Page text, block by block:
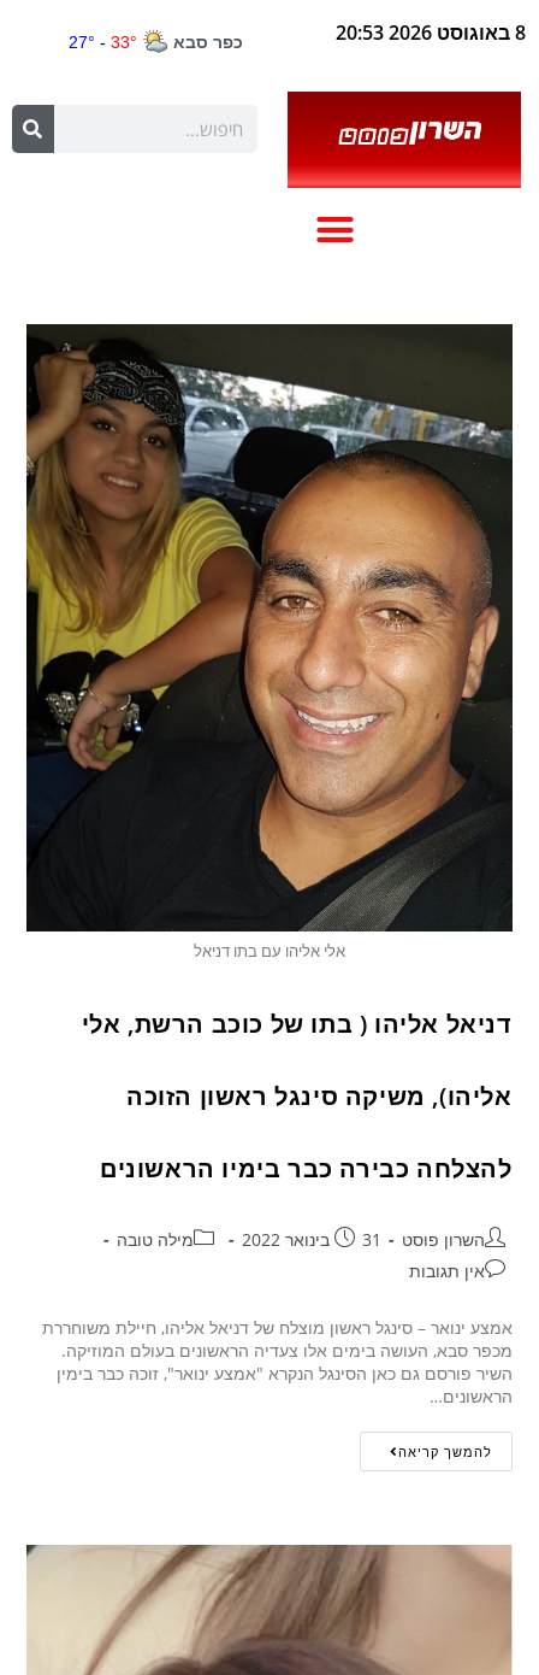
8 באוגוסט 2026 20:53
אלי אליהו עם בתו דניאל
דניאל אליהו ( בתו של כוכב הרשת, אלי
אליהו), משיקה סינגל ראשון הזוכה
להצלחה כבירה כבר בימיו הראשונים
השרון פוסט 31 בינואר 2022
מילה טובה
אין תגובות
אמצע ינואר – סינגל ראשון מוצלח של דניאל אליהו, חיילת משוחררת
מכפר סבא, העושה בימים אלו צעדיה הראשונים בעולם המוזיקה.
השיר פורסם גם כאן הסינגל הנקרא "אמצע ינואר", זוכה כבר בימין
הראשונים…
להמשך קריאה